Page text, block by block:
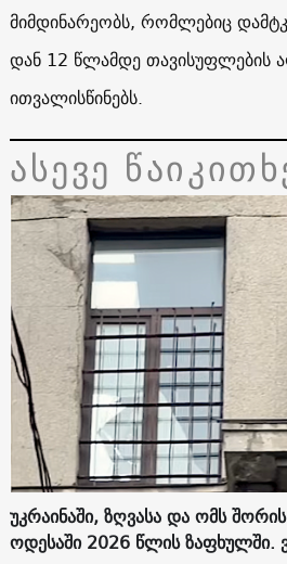
მიმდინარეობს, რომლებიც
დან 12 წლამდე თავისუფლების
ითვალისწინებს.
ასევე
უკრაინაში, ზღვასა და ომს
ოდესაში 2026 წლის ზაფხულში.